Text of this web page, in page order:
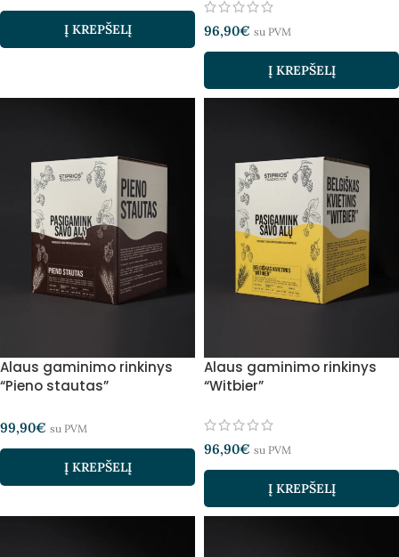
Į KREPŠELĮ 96,90€ su PVM
Į KREPŠELĮ
Alaus gaminimo rinkinys
“Pieno stautas”
99,90€ su PVM
Į KREPŠELĮ
Alaus gaminimo rinkinys
“Witbier”
96,90€ su PVM
Į KREPŠELĮ